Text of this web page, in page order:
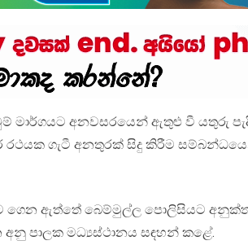
මාර්ගයට අනවසරයෙන් ඇතුළු වී යතුරු
ගැටී අනතුරක් සිදු කිරීම
ගෙන ඇත්තේ බෙම්මුල්ල පොලිසියට
අනු පාලක මධ්‍යස්ථානය සඳහන් කළේ.